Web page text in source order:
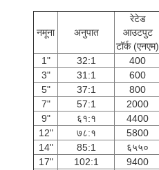
नमूना अनुपात
रेटेड
आउटपुट
टॉर्क (एनएम)
1"
32:1 400
3"
31:1 600
5"
37:1 800
7"
57:1 2000
9"
६१:१ 4400
12"
७८:१ 5800
14"
85:1 ६५५०
17"
102:1 9400